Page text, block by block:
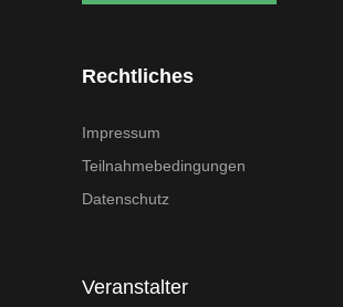
Rechtliches
Impressum
Teilnahmebedingungen
Datenschutz
Veranstalter